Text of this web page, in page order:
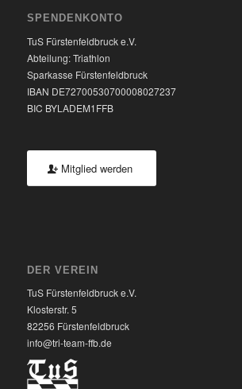
SPENDENKONTO
TuS Fürstenfeldbruck e.V.
Abteilung: Triathlon
Sparkasse Fürstenfeldbruck
IBAN DE72700530700008027237
BIC BYLADEM1FFB
Mitglied werden
DER VEREIN
TuS Fürstenfeldbruck e.V.
Klosterstr. 5
82256 Fürstenfeldbruck
info@tri-team-ffb.de